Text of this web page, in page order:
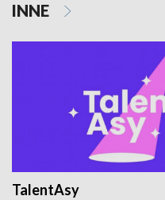
INNE
TalentAsy